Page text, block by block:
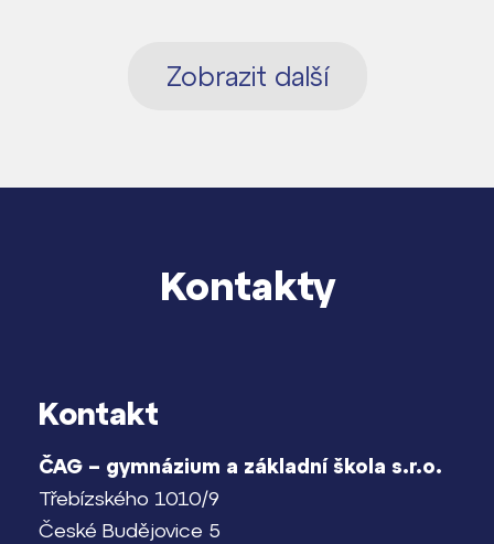
Zobrazit další
Kontakty
Kontakt
ČAG – gymnázium a základní škola s.r.o.
Třebízského 1010/9
České Budějovice 5